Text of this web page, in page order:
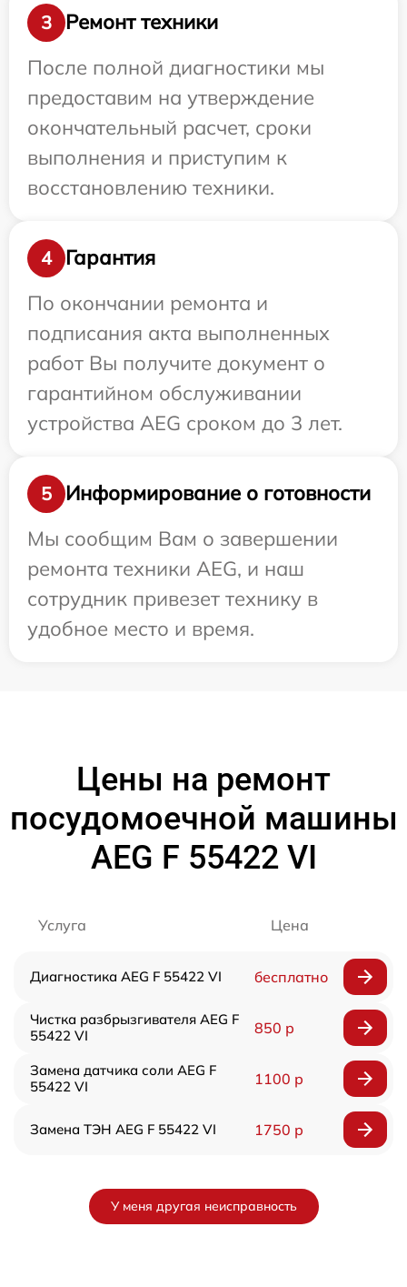
3
Ремонт техники
После полной диагностики мы
предоставим на утверждение
окончательный расчет, сроки
выполнения и приступим к
восстановлению техники.
4
Гарантия
По окончании ремонта и
подписания акта выполненных
работ Вы получите документ о
гарантийном обслуживании
устройства AEG сроком до 3 лет.
5
Информирование о готовности
Мы сообщим Вам о завершении
ремонта техники AEG, и наш
сотрудник привезет технику в
удобное место и время.
Цены на ремонт
посудомоечной машины
AEG F 55422 VI
Услуга Цена
Диагностика AEG F 55422 VI бесплатно
Чистка разбрызгивателя AEG F
55422 VI
850 р
Замена датчика соли AEG F
55422 VI
1100 р
Замена ТЭН AEG F 55422 VI 1750 р
У меня другая неисправность